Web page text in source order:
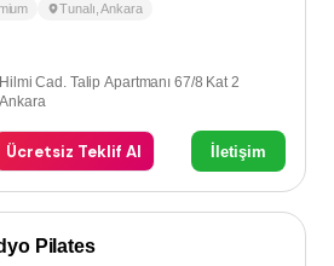
Tunalı ,Ankara
Cad. Talip Apartmanı 67/8 Kat 2
Ücretsiz Teklif Al İletişim
Pilates